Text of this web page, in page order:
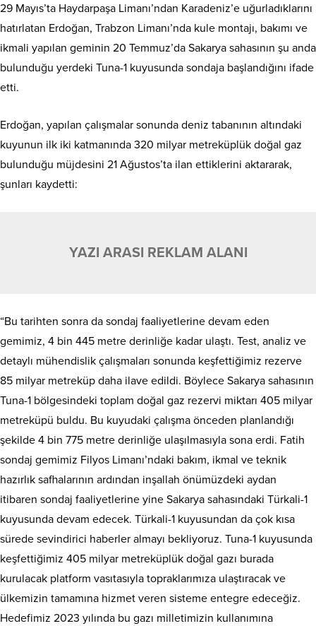
29 Mayıs’ta Haydarpaşa Limanı’ndan Karadeniz’e uğurladıklarını
hatırlatan Erdoğan, Trabzon Limanı’nda kule montajı, bakımı ve
ikmali yapılan geminin 20 Temmuz’da Sakarya sahasının şu anda
bulunduğu yerdeki Tuna-1 kuyusunda sondaja başlandığını ifade
etti.
Erdoğan, yapılan çalışmalar sonunda deniz tabanının altındaki
kuyunun ilk iki katmanında 320 milyar metreküplük doğal gaz
bulunduğu müjdesini 21 Ağustos’ta ilan ettiklerini aktararak,
şunları kaydetti:
YAZI ARASI REKLAM ALANI
“Bu tarihten sonra da sondaj faaliyetlerine devam eden
gemimiz, 4 bin 445 metre derinliğe kadar ulaştı. Test, analiz ve
detaylı mühendislik çalışmaları sonunda keşfettiğimiz rezerve
85 milyar metreküp daha ilave edildi. Böylece Sakarya sahasının
Tuna-1 bölgesindeki toplam doğal gaz rezervi miktarı 405 milyar
metreküpü buldu. Bu kuyudaki çalışma önceden planlandığı
şekilde 4 bin 775 metre derinliğe ulaşılmasıyla sona erdi. Fatih
sondaj gemimiz Filyos Limanı’ndaki bakım, ikmal ve teknik
hazırlık safhalarının ardından inşallah önümüzdeki aydan
itibaren sondaj faaliyetlerine yine Sakarya sahasındaki Türkali-1
kuyusunda devam edecek. Türkali-1 kuyusundan da çok kısa
sürede sevindirici haberler almayı bekliyoruz. Tuna-1 kuyusunda
keşfettiğimiz 405 milyar metreküplük doğal gazı burada
kurulacak platform vasıtasıyla topraklarımıza ulaştıracak ve
ülkemizin tamamına hizmet veren sisteme entegre edeceğiz.
Hedefimiz 2023 yılında bu gazı milletimizin kullanımına